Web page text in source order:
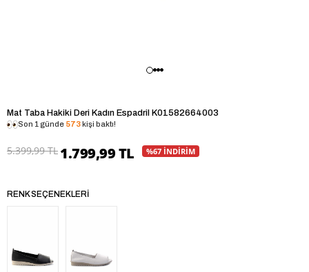
Mat Taba Hakiki Deri Kadın Espadril K01582664003
Son 1 günde 573kişi baktı!
5.399,99 TL 1.799,99 TL %67 İNDİRİM
RENK SEÇENEKLERI